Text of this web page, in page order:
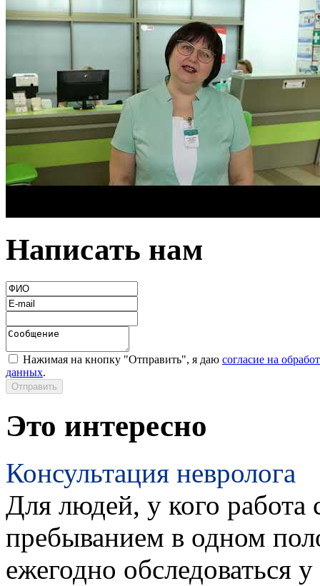
Написать нам
Нажимая на кнопку "Отправить", я даю согласие на
данных.
Это интересно
Консультация невролога
Для людей, у кого работа
пребыванием в одном
ежегодно обследоваться